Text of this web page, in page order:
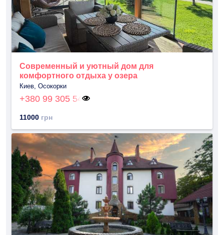
Современный и уютный дом для
комфортного отдыха у озера
Киев, Осокорки
+380 99 305 54
11000 грн